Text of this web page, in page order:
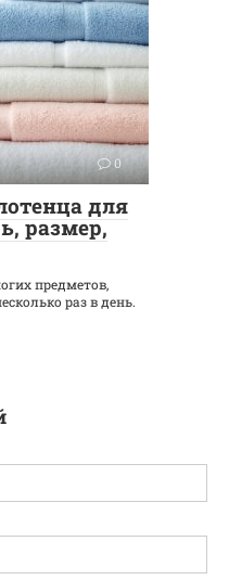
0
для
размер,
предметов,
раз в день.